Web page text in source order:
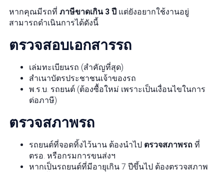
หากคุณมีรถที่ ภาษีขาดเกิน 3 ปี แต่ยังอยากใช้งานอยู่
สามารถดำเนินการได้ดังนี้
ตรวจสอบเอกสารรถ
เล่มทะเบียนรถ (สำคัญที่สุด)
สำเนาบัตรประชาชนเจ้าของรถ
พ.ร.บ. รถยนต์ (ต้องซื้อใหม่ เพราะเป็นเงื่อนไขในการ
ต่อภาษี)
ตรวจสภาพรถ
รถยนต์ที่จอดทิ้งไว้นาน ต้องนำไป ตรวจสภาพรถ ที่
ตรอ. หรือกรมการขนส่งฯ
หากเป็นรถยนต์ที่มีอายุเกิน 7 ปีขึ้นไป ต้องตรวจสภาพ